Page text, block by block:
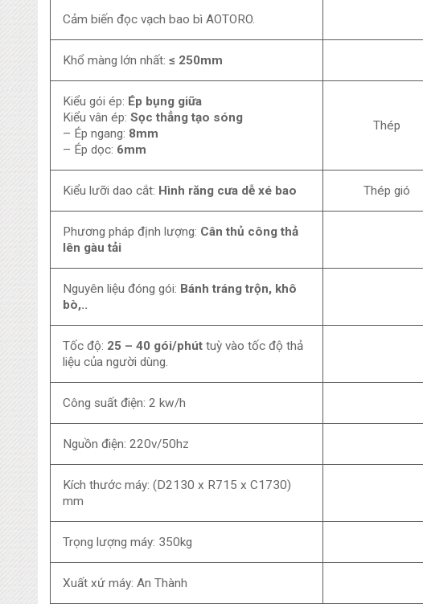
Cảm biến đọc vạch bao bì AOTORO.
Khổ màng lớn nhất: ≤ 250mm
Kiểu gói ép: Ép bụng giữa
Kiểu vân ép: Sọc thẳng tạo sóng
– Ép ngang: 8mm
– Ép dọc: 6mm
Thép
Kiểu lưỡi dao cắt: Hình răng cưa dễ xé bao Thép gió
Phương pháp định lượng: Cân thủ công thả
lên gàu tải
Nguyên liệu đóng gói: Bánh tráng trộn, khô
bò,..
Tốc độ: 25 – 40 gói/phút tuỳ vào tốc độ thả
liệu của người dùng.
Công suất điện: 2 kw/h
Nguồn điện: 220v/50hz
Kích thước máy: (D2130 x R715 x C1730)
mm
Trọng lượng máy: 350kg
Xuất xứ máy: An Thành